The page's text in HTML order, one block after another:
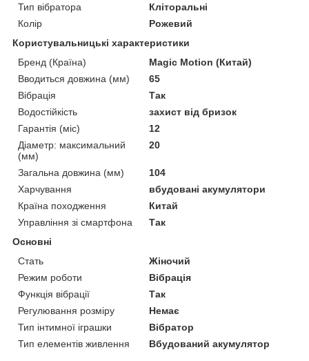
Тип вібратора
Кліторальні
Колір
Рожевий
Користувальницькі характеристики
Бренд (Країна)
Magic Motion (Китай)
Вводиться довжина (мм)
65
Вібрація
Так
Водостійкість
захист від бризок
Гарантія (міс)
12
Діаметр: максимальний
(мм)
20
Загальна довжина (мм)
104
Харчування
вбудовані акумулятори
Країна походження
Китай
Управління зі смартфона
Так
Основні
Стать
Жіночий
Режим роботи
Вібрація
Функція вібрації
Так
Регулювання розміру
Немає
Тип інтимної іграшки
Вібратор
Тип елементів живлення
Вбудований акумулятор